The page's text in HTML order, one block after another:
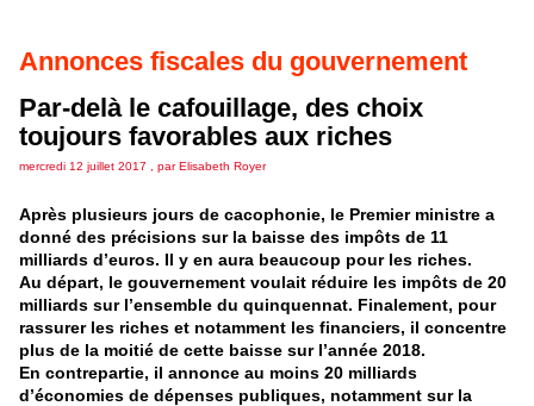
Annonces fiscales du gouvernement
Par-delà le cafouillage, des choix
toujours favorables aux riches
mercredi 12 juillet 2017 , par Elisabeth Royer
Après plusieurs jours de cacophonie, le Premier ministre a
donné des précisions sur la baisse des impôts de 11
milliards d’euros. Il y en aura beaucoup pour les riches.
Au départ, le gouvernement voulait réduire les impôts de 20
milliards sur l’ensemble du quinquennat. Finalement, pour
rassurer les riches et notamment les financiers, il concentre
plus de la moitié de cette baisse sur l’année 2018.
En contrepartie, il annonce au moins 20 milliards
d’économies de dépenses publiques, notamment sur la